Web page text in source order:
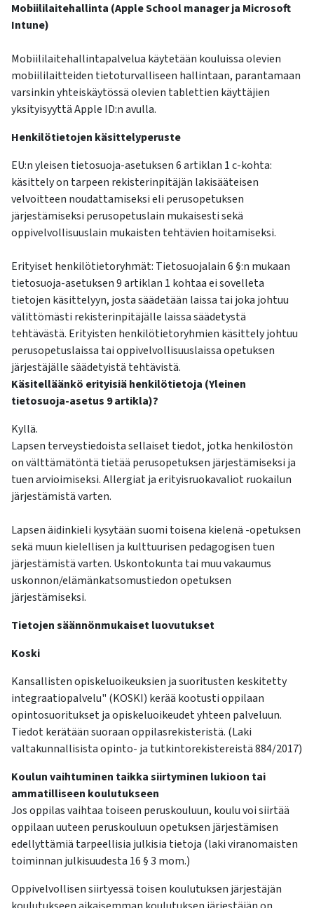
Mobiililaitehallinta (Apple School manager ja Microsoft
Intune)
Mobiililaitehallintapalvelua käytetään kouluissa olevien
mobiililaitteiden tietoturvalliseen hallintaan, parantamaan
varsinkin yhteiskäytössä olevien tablettien käyttäjien
yksityisyyttä Apple ID:n avulla.
Henkilötietojen käsittelyperuste
EU:n yleisen tietosuoja-asetuksen 6 artiklan 1 c-kohta:
käsittely on tarpeen rekisterinpitäjän lakisääteisen
velvoitteen noudattamiseksi eli perusopetuksen
järjestämiseksi perusopetuslain mukaisesti sekä
oppivelvollisuuslain mukaisten tehtävien hoitamiseksi.
Erityiset henkilötietoryhmät: Tietosuojalain 6 §:n mukaan
tietosuoja-asetuksen 9 artiklan 1 kohtaa ei sovelleta
tietojen käsittelyyn, josta säädetään laissa tai joka johtuu
välittömästi rekisterinpitäjälle laissa säädetystä
tehtävästä. Erityisten henkilötietoryhmien käsittely johtuu
perusopetuslaissa tai oppivelvollisuuslaissa opetuksen
järjestäjälle säädetyistä tehtävistä.
Käsitelläänkö erityisiä henkilötietoja (Yleinen
tietosuoja-asetus 9 artikla)?
Kyllä.
Lapsen terveystiedoista sellaiset tiedot, jotka henkilöstön
on välttämätöntä tietää perusopetuksen järjestämiseksi ja
tuen arvioimiseksi. Allergiat ja erityisruokavaliot ruokailun
järjestämistä varten.
Lapsen äidinkieli kysytään suomi toisena kielenä -opetuksen
sekä muun kielellisen ja kulttuurisen pedagogisen tuen
järjestämistä varten. Uskontokunta tai muu vakaumus
uskonnon/elämänkatsomustiedon opetuksen
järjestämiseksi.
Tietojen säännönmukaiset luovutukset
Koski
Kansallisten opiskeluoikeuksien ja suoritusten keskitetty
integraatiopalvelu" (KOSKI) kerää kootusti oppilaan
opintosuoritukset ja opiskeluoikeudet yhteen palveluun.
Tiedot kerätään suoraan oppilasrekisteristä. (Laki
valtakunnallisista opinto- ja tutkintorekistereistä 884/2017)
Koulun vaihtuminen taikka siirtyminen lukioon tai
ammatilliseen koulutukseen
Jos oppilas vaihtaa toiseen peruskouluun, koulu voi siirtää
oppilaan uuteen peruskouluun opetuksen järjestämisen
edellyttämiä tarpeellisia julkisia tietoja (laki viranomaisten
toiminnan julkisuudesta 16 § 3 mom.)
Oppivelvollisen siirtyessä toisen koulutuksen järjestäjän